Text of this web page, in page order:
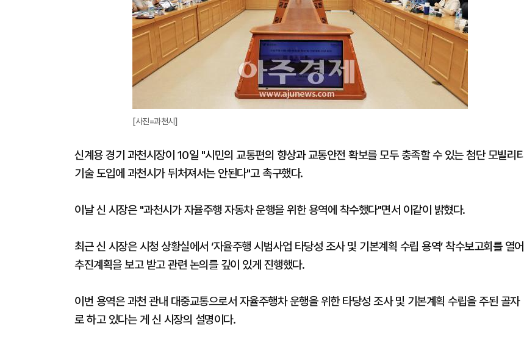
대
[사진=과천시]
신계용 경기 과천시장이 10일 "시민의 교통편의 향상과 교통안전 확보를 모두 충족할 수 있는 첨단 모빌리티
기술 도입에 과천시가 뒤처져서는 안된다"고 촉구했다.
이날 신 시장은 "과천시가 자율주행 자동차 운행을 위한 용역에 착수했다"면서 이같이 밝혔다.
최근 신 시장은 시청 상황실에서 ‘자율주행 시범사업 타당성 조사 및 기본계획 수립 용역’ 착수보고회를 열어
추진계획을 보고 받고 관련 논의를 깊이 있게 진행했다.
이번 용역은 과천 관내 대중교통으로서 자율주행차 운행을 위한 타당성 조사 및 기본계획 수립을 주된 골자
로 하고 있다는 게 신 시장의 설명이다.